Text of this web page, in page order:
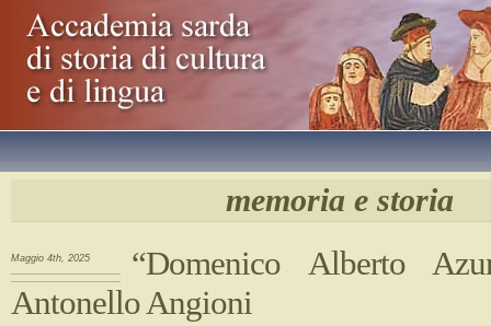
memoria e storia
Maggio 4th, 2025
“Domenico Alberto
Antonello Angioni